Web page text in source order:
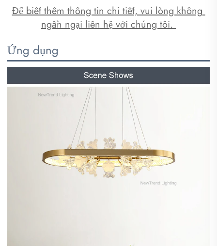
Để biết thêm thông tin chi tiết, vui lòng không
ngần ngại liên hệ với chúng tôi.
Ứng dụng